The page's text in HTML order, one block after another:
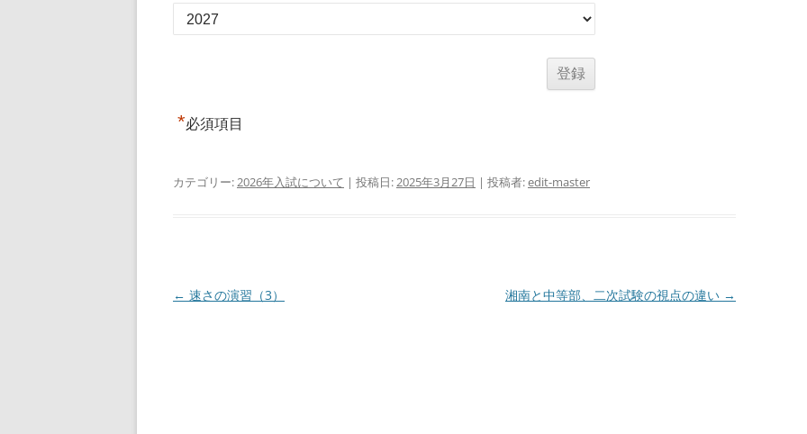
*必須項目
カテゴリー:2026年入試について | 投稿日:2025年3月27日 | 投稿者:edit-master
投
← 速さの演習（3） 湘南と中等部、二次試験の視点の違い →